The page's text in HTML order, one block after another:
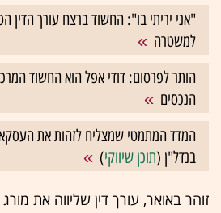
"אני יריתי בו": החשוד ברצח עורך הדין
למשטרה
הותר לפרסום: דודי אפל הוא החשוד
הנכסים
המדד המתמטי שמצליח לזהות את
בנדל"ן (תוכן שיווקי)
זוהר באואר, עורך דין שליווה את